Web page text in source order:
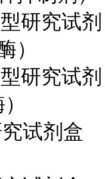
研究试剂
）
研究试剂
试剂盒